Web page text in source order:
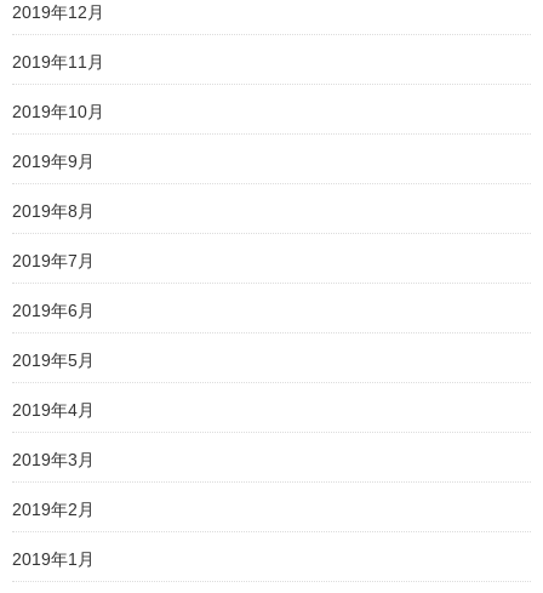
2019年12月
2019年11月
2019年10月
2019年9月
2019年8月
2019年7月
2019年6月
2019年5月
2019年4月
2019年3月
2019年2月
2019年1月